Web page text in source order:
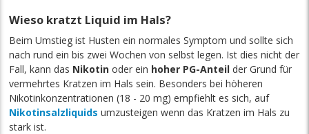
Wieso kratzt Liquid im Hals?
Beim Umstieg ist Husten ein normales Symptom und sollte sich
nach rund ein bis zwei Wochen von selbst legen. Ist dies nicht der
Fall, kann das Nikotin oder ein hoher PG-Anteil der Grund für
vermehrtes Kratzen im Hals sein. Besonders bei höheren
Nikotinkonzentrationen (18 - 20 mg) empfiehlt es sich, auf
Nikotinsalzliquids umzusteigen wenn das Kratzen im Hals zu
stark ist.